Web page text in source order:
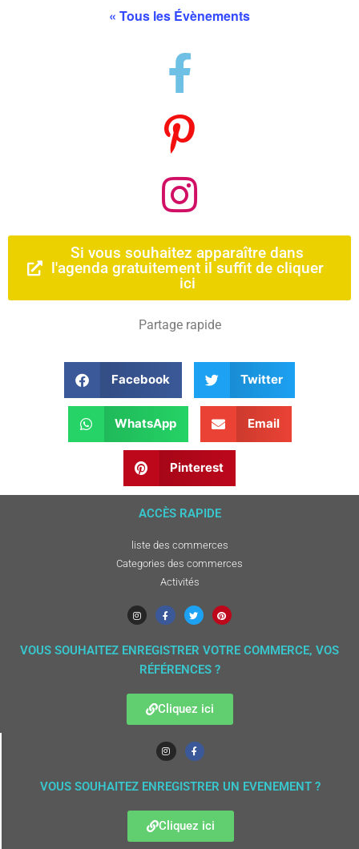
« Tous les Évènements
Si vous souhaitez apparaître dans
l'agenda gratuitement il suffit de cliquer
ici
Partage rapide
Facebook Twitter
WhatsApp Email
Pinterest
ACCÈS RAPIDE
liste des commerces
Categories des commerces
Activités
VOUS SOUHAITEZ ENREGISTRER VOTRE COMMERCE, VOS
RÉFÉRENCES ?
Cliquez ici
VOUS SOUHAITEZ ENREGISTRER UN EVENEMENT ?
Cliquez ici